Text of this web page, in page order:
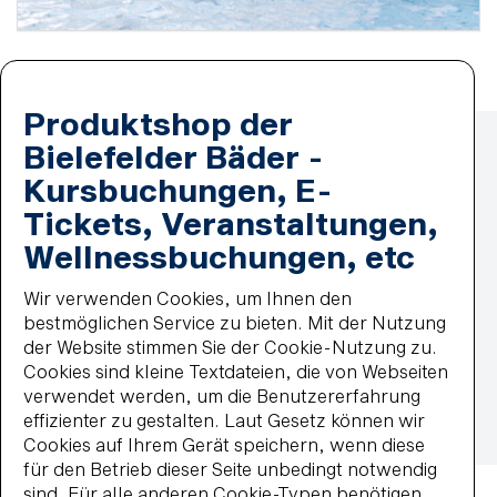
Zahlmethoden
Lastschrift
MasterCard
paypal
Wiederkehrende Lastschrift
Visa
Impressum
Datenschutz
Widerrufsbelehrung
Vertrag widerrufen
Barrierefreiheit
Impressum
AGB
Datenschutz
Widerrufsbelehrung
Haus- und Badeordnung
© 2026 BBF-Bielefelder Bäder und Freizeit GmbH
Produktshop der
Bielefelder Bäder -
Kursbuchungen, E-
Tickets, Veranstaltungen,
Wellnessbuchungen, etc
Wir verwenden Cookies, um Ihnen den
bestmöglichen Service zu bieten. Mit der Nutzung
der Website stimmen Sie der Cookie-Nutzung zu.
Cookies sind kleine Textdateien, die von Webseiten
verwendet werden, um die Benutzererfahrung
effizienter zu gestalten. Laut Gesetz können wir
Cookies auf Ihrem Gerät speichern, wenn diese
für den Betrieb dieser Seite unbedingt notwendig